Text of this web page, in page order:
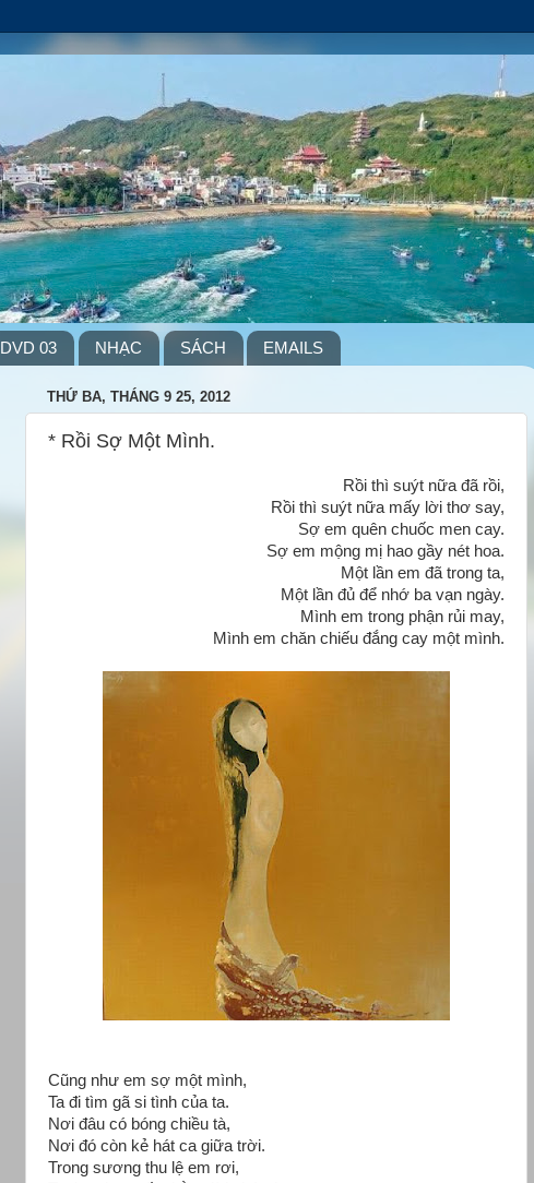
DVD 03 NHẠC SÁCH EMAILS
THỨ BA, THÁNG 9 25, 2012
* Rồi Sợ Một Mình.
Rồi thì suýt nữa đã rồi,
Rồi thì suýt nữa mấy lời thơ say,
Sợ em quên chuốc men cay.
Sợ em mộng mị hao gầy nét hoa.
Một lần em đã trong ta,
Một lần đủ để nhớ ba vạn ngày.
Mình em trong phận rủi may,
Mình em chăn chiếu đắng cay một mình.
Cũng như em sợ một mình,
Ta đi tìm gã si tình của ta.
Nơi đâu có bóng chiều tà,
Nơi đó còn kẻ hát ca giữa trời.
Trong sương thu lệ em rơi,